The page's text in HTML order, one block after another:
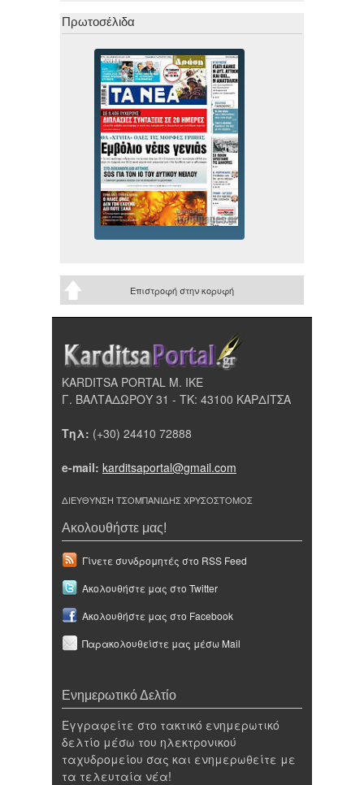
Πρωτοσέλιδα
Επιστροφή στην κορυφή
KARDITSA PORTAL Μ. ΙΚΕ
Γ. ΒΑΛΤΑΔΩΡΟΥ 31 - ΤΚ: 43100 ΚΑΡΔΙΤΣΑ
Τηλ: (+30) 24410 72888
e-mail: karditsaportal@gmail.com
ΔΙΕΥΘΥΝΣΗ ΤΣΟΜΠΑΝΙΔΗΣ ΧΡΥΣΟΣΤΟΜΟΣ
Ακολουθήστε μας!
Γίνετε συνδρομητές στο RSS Feed
Ακολουθήστε μας στο Twitter
Ακολουθήστε μας στο Facebook
Παρακολουθείστε μας μέσω Mail
Ενημερωτικό Δελτίο
Εγγραφείτε στο τακτικό ενημερωτικό
δελτίο μέσω του ηλεκτρονικού
ταχυδρομείου σας και ενημερωθείτε με
τα τελευταία νέα!